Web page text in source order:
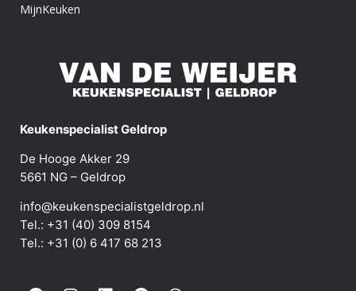
MijnKeuken
Keukenspecialist Geldrop
De Hooge Akker 29
5661 NG – Geldrop
info@keukenspecialistgeldrop.nl
Tel.: +31 (40) 309 8154
Tel.: +31 (0) 6 417 68 213